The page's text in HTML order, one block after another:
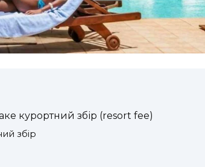
курортний збір (resort fee)
збір